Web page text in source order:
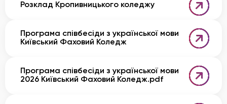
Розклад Кропивницького коледжу
Програма співбесіди з української мови
Київський Фаховий Коледж
Програма співбесіди з української мови
2026 Київський Фаховий Коледж.pdf